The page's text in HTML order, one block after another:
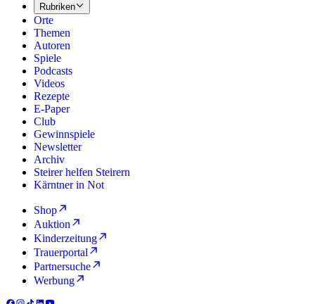
Rubriken
Orte
Themen
Autoren
Spiele
Podcasts
Videos
Rezepte
E-Paper
Club
Gewinnspiele
Newsletter
Archiv
Steirer helfen Steirern
Kärntner in Not
Shop
Auktion
Kinderzeitung
Trauerportal
Partnersuche
Werbung